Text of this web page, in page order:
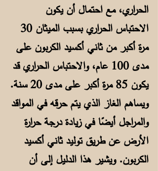
الحراري، مع احتمال أن يكون
الاحتباس الحراري بسبب الميثان 30
مرة أكبر من ثاني أكسيد الكربون على
مدى 100 عام، والاحتباس الحراري قد
يكون 85 مرة أكبر على مدى 20 سنة.
ويساهم الغاز الذي يتم حرقه في المواقد
والمراجل أيضًا في زيادة درجة حرارة
الأرض عن طريق توليد ثاني أكسيد
الكربون. ويشير هذا الدليل إلى أن